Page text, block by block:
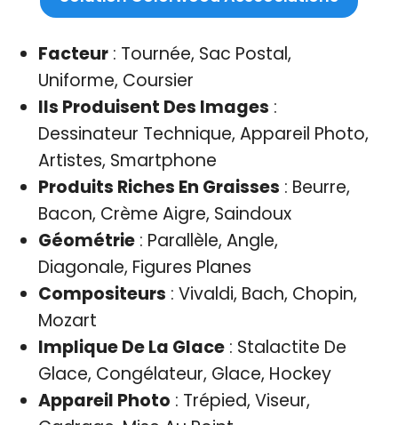
Facteur: Tournée, Sac Postal,
Uniforme, Coursier
Ils Produisent Des Images :
Dessinateur Technique, Appareil Photo,
Artistes, Smartphone
Produits Riches En Graisses : Beurre,
Bacon, Crème Aigre, Saindoux
Géométrie: Parallèle, Angle,
Diagonale, Figures Planes
Compositeurs : Vivaldi, Bach, Chopin,
Mozart
Implique De La Glace: Stalactite De
Glace, Congélateur, Glace, Hockey
Appareil Photo : Trépied, Viseur,